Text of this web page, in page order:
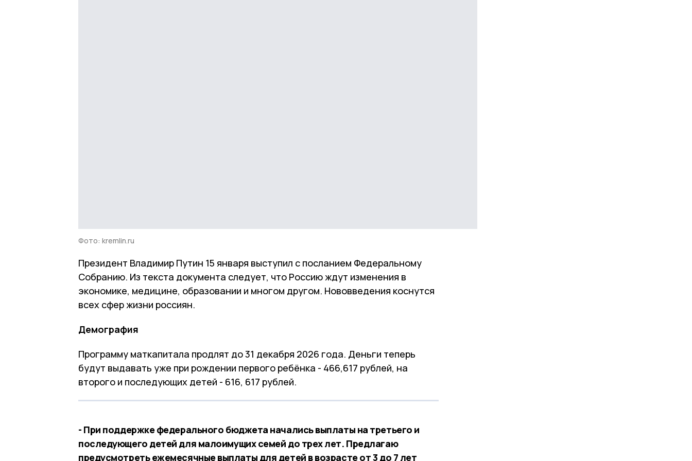
Фото: kremlin.ru
Президент Владимир Путин 15 января выступил с посланием Федеральному
Собранию. Из текста документа следует, что Россию ждут изменения в
экономике, медицине, образовании и многом другом. Нововведения коснутся
всех сфер жизни россиян.
Демография
Программу маткапитала продлят до 31 декабря 2026 года. Деньги теперь
будут выдавать уже при рождении первого ребёнка - 466,617 рублей, на
второго и последующих детей - 616, 617 рублей.
- При поддержке федерального бюджета начались выплаты на третьего и
последующего детей для малоимущих семей до трех лет. Предлагаю
предусмотреть ежемесячные выплаты для детей в возрасте от 3 до 7 лет